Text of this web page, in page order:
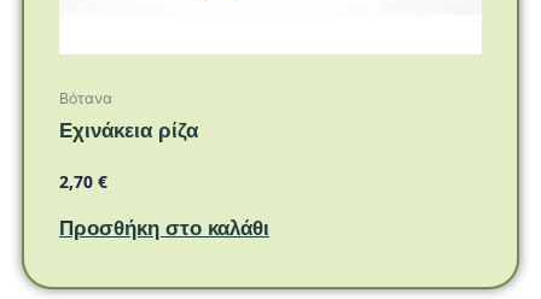
Βότανα
Εχινάκεια ρίζα
2,70€
Προσθήκη στο καλάθι